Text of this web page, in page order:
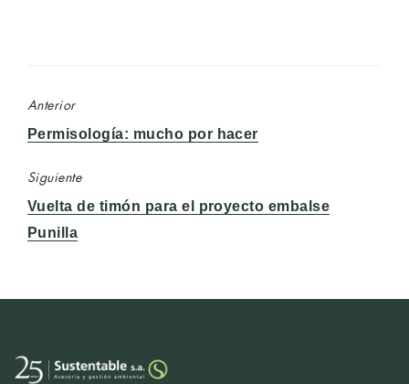
Anterior
Entrada
Permisología: mucho por hacer
Siguiente
Entrada
siguiente:
Vuelta de timón para el proyecto embalse
Punilla